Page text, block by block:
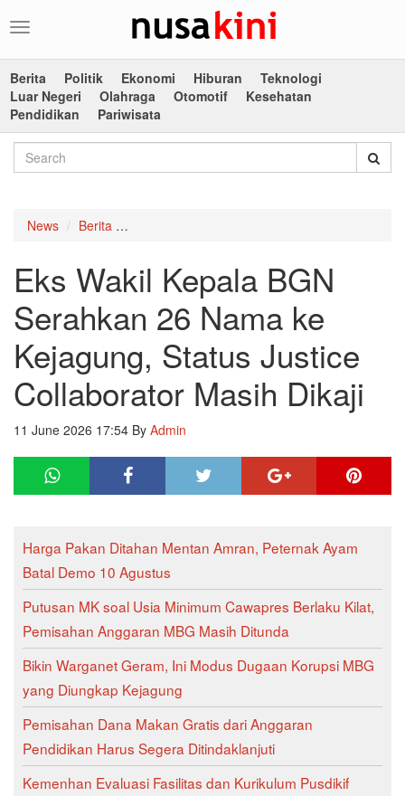
Toggle
Berita
Politik Ekonomi Hiburan
Teknologi
Luar Negeri
Olahraga Otomotif
Kesehatan
Pendidikan
Pariwisata
News Berita
Eks Wakil Kepala BGN
Serahkan 26 Nama ke
Kejagung, Status Justice
Collaborator Masih Dikaji
11 June 2026 17:54 By Admin
Harga Pakan Ditahan Mentan Amran, Peternak Ayam
Batal Demo 10 Agustus
Putusan MK soal Usia Minimum Cawapres Berlaku Kilat,
Pemisahan Anggaran MBG Masih Ditunda
Bikin Warganet Geram, Ini Modus Dugaan Korupsi MBG
yang Diungkap Kejagung
Pemisahan Dana Makan Gratis dari Anggaran
Pendidikan Harus Segera Ditindaklanjuti
Kemenhan Evaluasi Fasilitas dan Kurikulum Pusdikif